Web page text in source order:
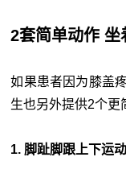
2套简单动作 坐
如果患者因为膝盖
生也另外提供2个更
1. 脚趾脚跟上下运动